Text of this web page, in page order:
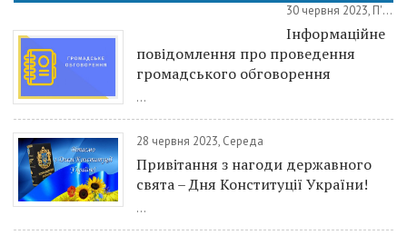
30 червня 2023, П'ятниця
Інформаційне
повідомлення про проведення
громадського обговорення
...
28 червня 2023, Середа
Привітання з нагоди державного
свята – Дня Конституції України!
...